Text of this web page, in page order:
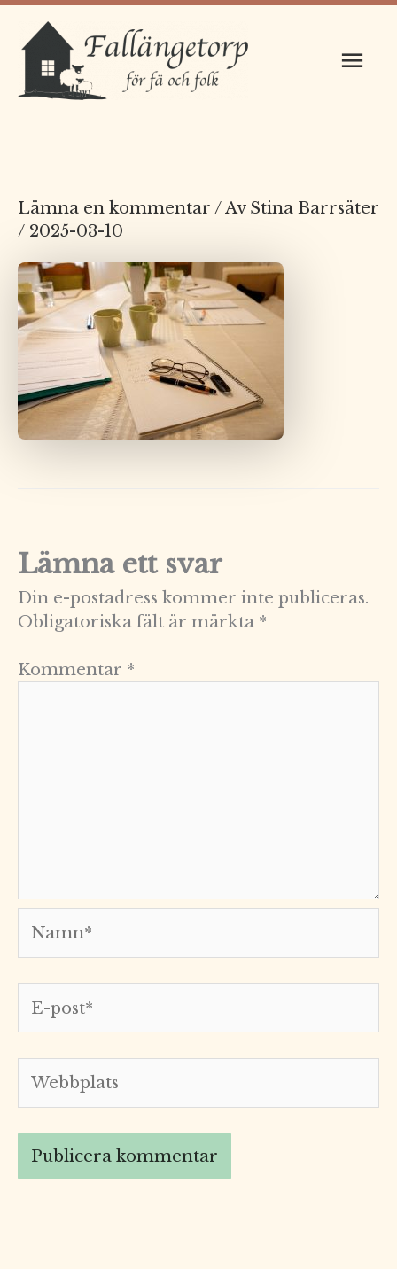
Hoppa
innehåll
Lämna en kommentar / Av Stina Barrsäter
/ 2025-03-10
Lämna ett svar
Din e-postadress kommer inte publiceras.
Obligatoriska fält är märkta *
Kommentar *
post*
Webbplats